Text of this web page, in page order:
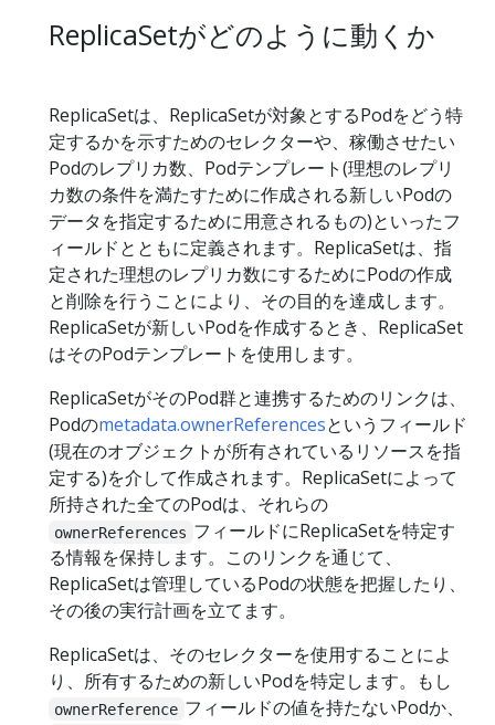
ReplicaSetがどのように動くか
ReplicaSetは、ReplicaSetが対象とするPodをどう特
定するかを示すためのセレクターや、稼働させたい
Podのレプリカ数、Podテンプレート(理想のレプリ
カ数の条件を満たすために作成される新しいPodの
データを指定するために用意されるもの)といったフ
ィールドとともに定義されます。ReplicaSetは、指
定された理想のレプリカ数にするためにPodの作成
と削除を行うことにより、その目的を達成します。
ReplicaSetが新しいPodを作成するとき、ReplicaSet
はそのPodテンプレートを使用します。
ReplicaSetがそのPod群と連携するためのリンクは、
Podのmetadata.ownerReferencesというフィールド
(現在のオブジェクトが所有されているリソースを指
定する)を介して作成されます。ReplicaSetによって
所持された全てのPodは、それらの
ownerReferences フィールドにReplicaSetを特定す
る情報を保持します。このリンクを通じて、
ReplicaSetは管理しているPodの状態を把握したり、
その後の実行計画を立てます。
ReplicaSetは、そのセレクターを使用することによ
り、所有するための新しいPodを特定します。もし
ownerReference フィールドの値を持たないPodか、